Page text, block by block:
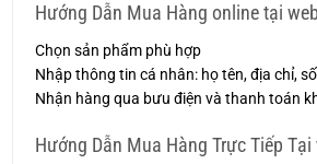
Hướng Dẫn Mua Hàng online tại
Chọn sản phẩm phù hợp
Nhập thông tin cá nhân: họ tên, địa chỉ,
Nhận hàng qua bưu điện và thanh toán
Hướng Dẫn Mua Hàng Trực Tiếp Tại